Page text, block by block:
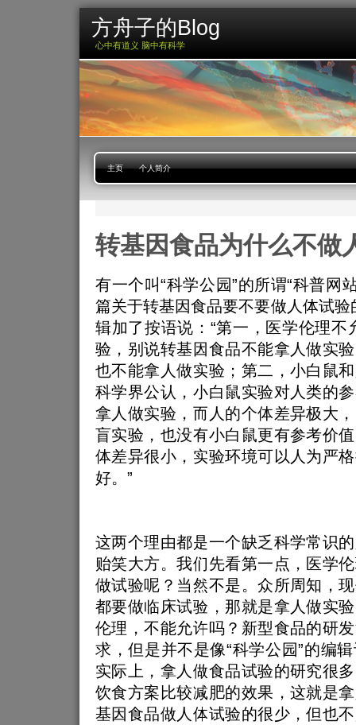
方舟子的Blog
心中有道义 脑中有科学
主页 个人简介
转基因食品为什么不做
有一个叫“科学公园”的所谓“科普网
篇关于转基因食品要不要做人体试验
辑加了按语说：“第一，医学伦理不
验，别说转基因食品不能拿人做实
也不能拿人做实验；第二，小白鼠
科学界公认，小白鼠实验对人类的
拿人做实验，而人的个体差异极大
盲实验，也没有小白鼠更有参考价
体差异很小，实验环境可以人为严
好。”
这两个理由都是一个缺乏科学常识
贻笑大方。我们先看第一点，医学
做试验呢？当然不是。众所周知，
都要做临床试验，那就是拿人做实
伦理，不能允许吗？新型食品的研
求，但是并不是像“科学公园”的编
实际上，拿人做食品试验的研究很
饮食方案比较减肥的效果，这就是
基因食品做人体试验的很少，但也